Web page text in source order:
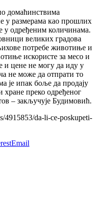
домаћинствима
у размерама као прошлих
у одређеним количинама.
великих градова
потребе животиње и
искористе за месо и
и цене не могу да иду у
не може да отпрати то
је ипак боље да продају
хране преко одређеног
– закључује Будимовић.
4915853/da-li-ce-poskupeti-
Email